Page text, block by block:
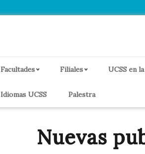
Facultades Filiales UCSS en
Idiomas UCSS Palestra
Nuevas